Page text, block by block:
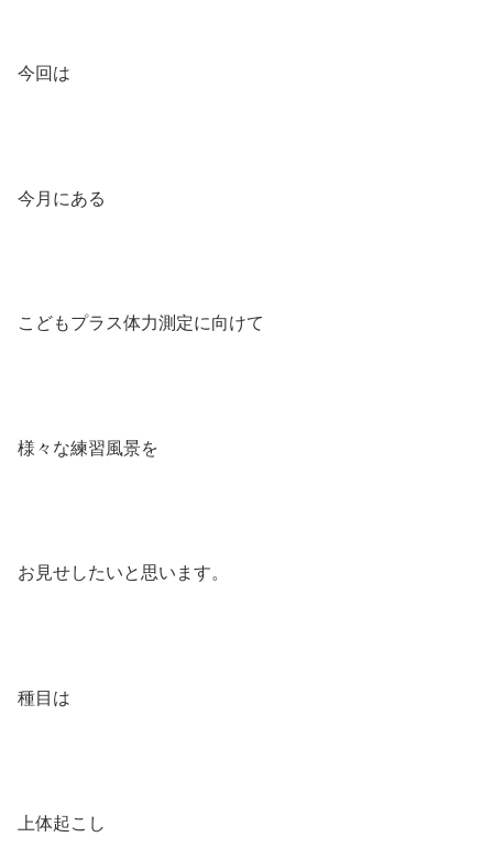
今回は
今月にある
こどもプラス体力測定に向けて
様々な練習風景を
お見せしたいと思います。
種目は
上体起こし